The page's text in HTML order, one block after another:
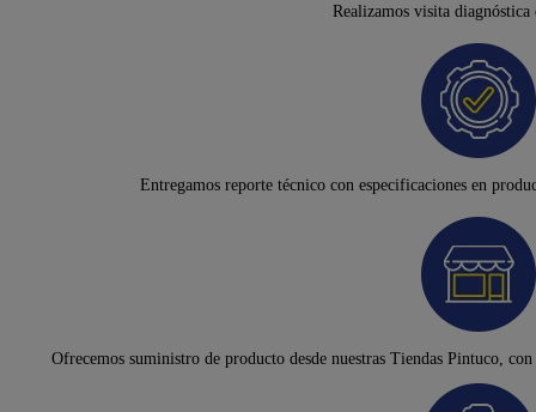
Realizamos visita diagnóstica
Entregamos reporte técnico con especificaciones en
Ofrecemos suministro de producto desde nuestras Tiendas Pintuco,